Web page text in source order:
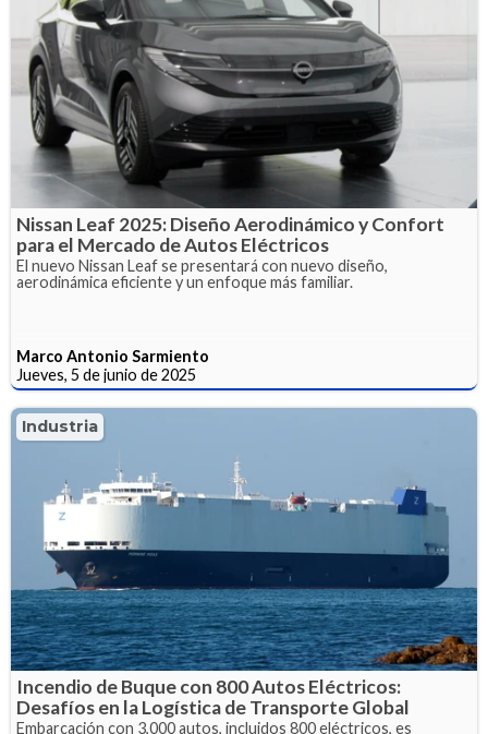
Nissan Leaf 2025: Diseño Aerodinámico y Confort
para el Mercado de Autos Eléctricos
El nuevo Nissan Leaf se presentará con nuevo diseño,
aerodinámica eficiente y un enfoque más familiar.
Marco Antonio Sarmiento
Jueves, 5 de junio de 2025
Industria
Incendio de Buque con 800 Autos Eléctricos:
Desafíos en la Logística de Transporte Global
Embarcación con 3,000 autos, incluidos 800 eléctricos, es